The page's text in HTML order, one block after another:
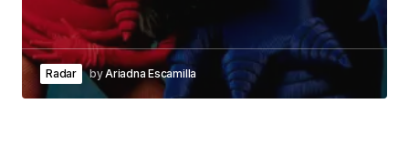
Radar byAriadna Escamilla